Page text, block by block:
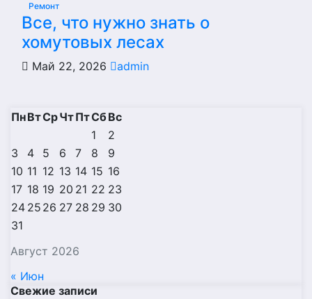
Ремонт
Все, что нужно знать о
хомутовых лесах
Май 22, 2026 admin
Август 2026
ПнВтСрЧтПтСбВс
1
2
3
4 5 6 7 8
9
10 11 12 13 14 15 16
17 18 19 20 21 22 23
24 25 26 27 28 29 30
31
« Июн
Свежие записи